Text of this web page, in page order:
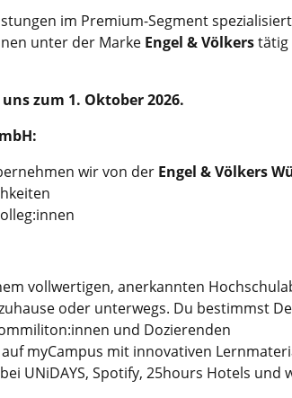
im Premium-Segment
unter der Marke Engel & Völkerstätig
zum 1. Oktober2026.
wir von der Engel & Völkers
vollwertigen, anerkannten
oder unterwegs. Du bestimmst
und Dozierenden
myCampus mit innovativen
UNiDAYS, Spotify, 25hours Hotels und